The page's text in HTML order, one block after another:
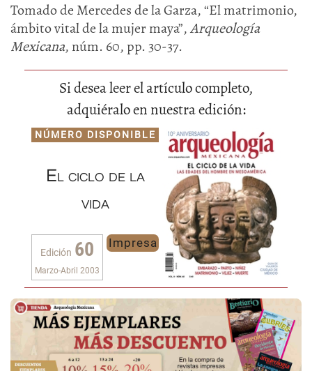
Tomado de Mercedes de la Garza, “El matrimonio,
ámbito vital de la mujer maya”,Arqueología
Mexicana, núm. 60, pp. 30-37.
Si desea leer el artículo completo,
adquiéralo en nuestra edición:
NÚMERO DISPONIBLE
El ciclo de la
vida
Edición 60
Marzo-Abril 2003
Impresa